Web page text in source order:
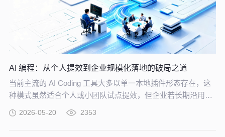
AI 编程：从个人提效到企业规模化落地的破局之道
当前主流的 AI Coding 工具大多以单一本地插件形态存在，这
种模式虽然适合个人或小团队试点提效，但企业若长期沿用这
2026-05-20 2353